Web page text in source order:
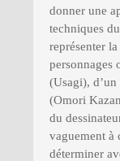
donner une
techniques
représenter
personnages
(Usagi),
(Omori
du
vaguement à
déterminer